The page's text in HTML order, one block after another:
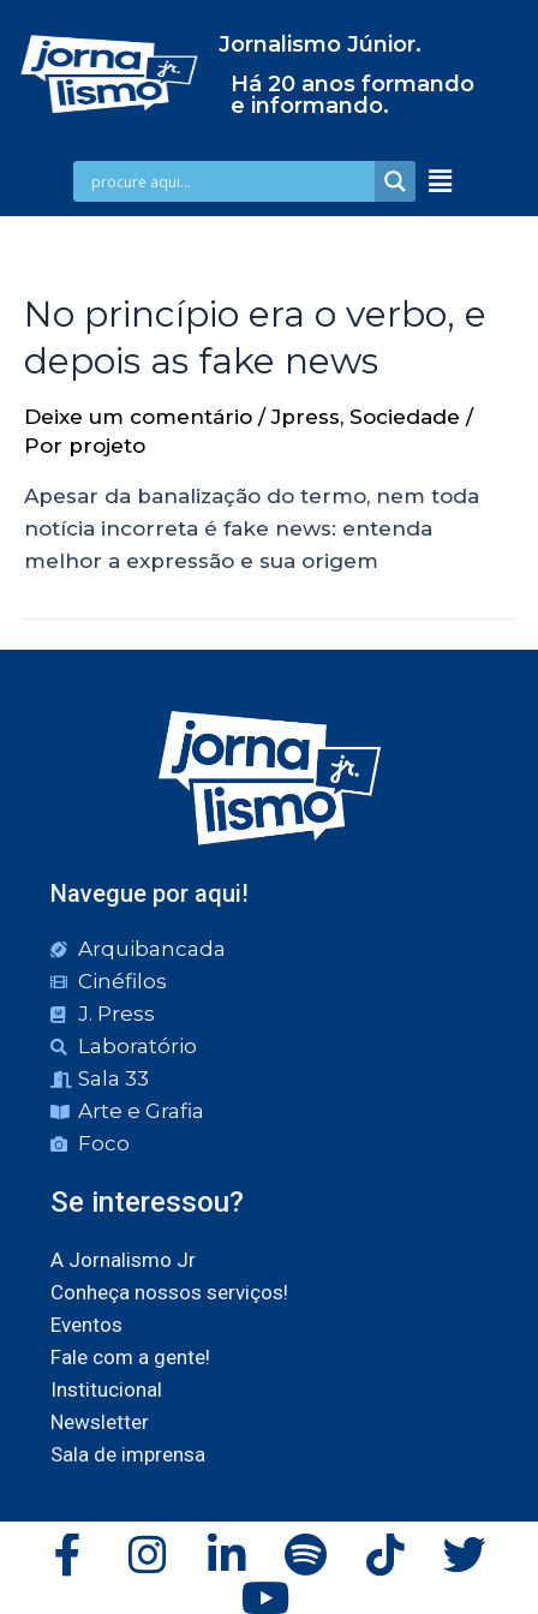
Jornalismo Júnior.
Há 20 anos formando
e informando.
No princípio era o verbo, e
depois as fake news
Deixe um comentário /Jpress, Sociedade /
Por projeto
Apesar da banalização do termo, nem toda
notícia incorreta é fake news: entenda
melhor a expressão e sua origem
Navegue por aqui!
Arquibancada
Cinéfilos
J. Press
Laboratório
Sala 33
Arte e Grafia
Foco
Se interessou?
A Jornalismo Jr
Conheça nossos serviços!
Eventos
Fale com a gente!
Institucional
Newsletter
Sala de imprensa